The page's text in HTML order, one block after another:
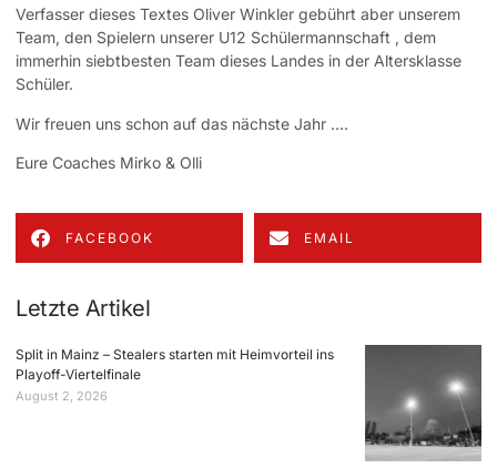
Verfasser dieses Textes Oliver Winkler gebührt aber unserem
Team, den Spielern unserer U12 Schülermannschaft , dem
immerhin siebtbesten Team dieses Landes in der Altersklasse
Schüler.
Wir freuen uns schon auf das nächste Jahr ….
Eure Coaches Mirko & Olli
FACEBOOK EMAIL
Letzte Artikel
Split in Mainz – Stealers starten mit Heimvorteil ins
Playoff-Viertelfinale
August 2, 2026